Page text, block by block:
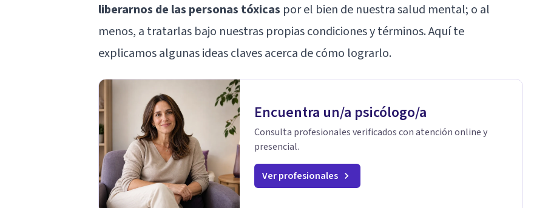
liberarnos de las personas tóxicas por el bien de nuestra salud mental; o al
menos, a tratarlas bajo nuestras propias condiciones y términos. Aquí te
explicamos algunas ideas claves acerca de cómo lograrlo.
Encuentra un/a psicólogo/a
Consulta profesionales verificados con atención online y
presencial.
Ver profesionales